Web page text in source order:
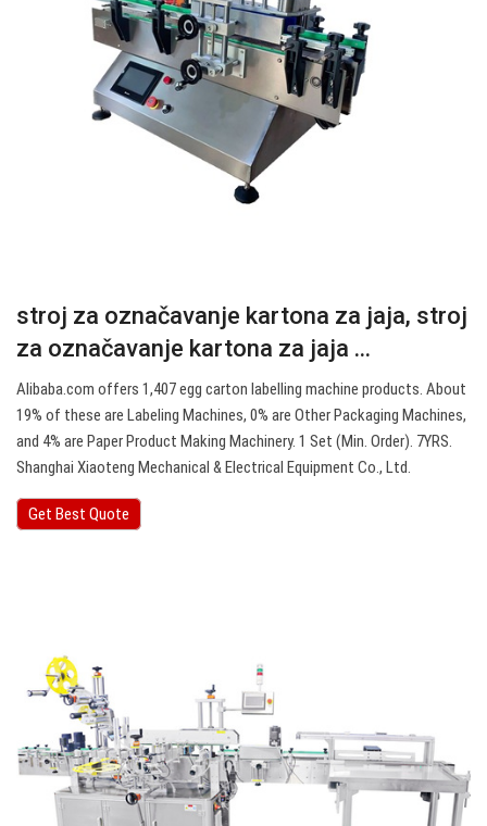
stroj za označavanje kartona za jaja, stroj
za označavanje kartona za jaja ...
Alibaba.com offers 1,407 egg carton labelling machine products. About
19% of these are Labeling Machines, 0% are Other Packaging Machines,
and 4% are Paper Product Making Machinery. 1 Set (Min. Order). 7YRS.
Shanghai Xiaoteng Mechanical & Electrical Equipment Co., Ltd.
Get Best Quote